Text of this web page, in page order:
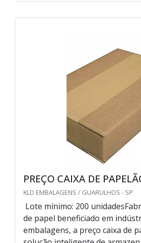
PREÇO CAIXA DE
KLD EMBALAGENS / GUARULHOS - SP
Lote mínimo: 200
de papel beneficiado em
embalagens, a preço caixa de